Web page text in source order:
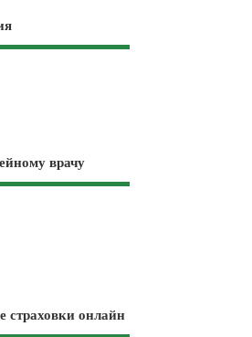
врачу
страховки онлайн